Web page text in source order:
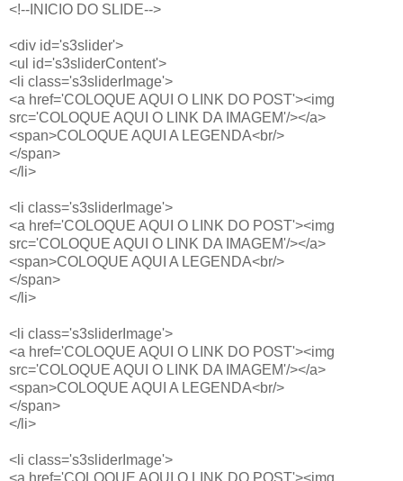
<!--INICIO DO SLIDE-->
<div id='s3slider'>
<ul id='s3sliderContent'>
<li class='s3sliderImage'>
<a href='COLOQUE AQUI O LINK DO POST'><img
src='COLOQUE AQUI O LINK DA IMAGEM'/></a>
<span>COLOQUE AQUI A LEGENDA<br/>
</span>
</li>
<li class='s3sliderImage'>
<a href='COLOQUE AQUI O LINK DO POST'><img
src='COLOQUE AQUI O LINK DA IMAGEM'/></a>
<span>COLOQUE AQUI A LEGENDA<br/>
</span>
</li>
<li class='s3sliderImage'>
<a href='COLOQUE AQUI O LINK DO POST'><img
src='COLOQUE AQUI O LINK DA IMAGEM'/></a>
<span>COLOQUE AQUI A LEGENDA<br/>
</span>
</li>
<li class='s3sliderImage'>
<a href='COLOQUE AQUI O LINK DO POST'><img